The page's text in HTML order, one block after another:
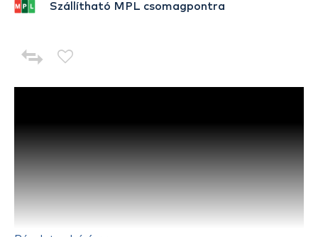
Szállítható MPL csomagpontra